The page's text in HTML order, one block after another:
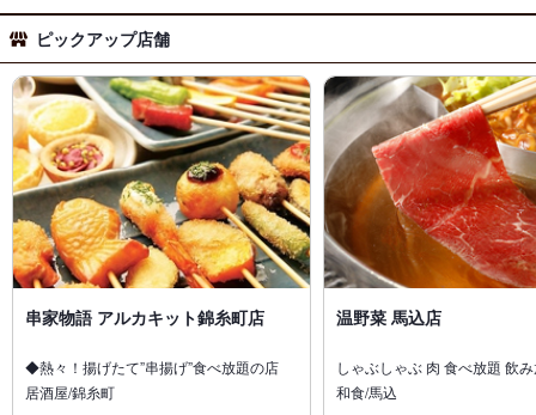
ピックアップ店舗
串家物語 アルカキット錦糸町店
◆熱々！揚げたて”串揚げ”食べ放題の店
居酒屋/錦糸町
温野菜 馬込店
しゃぶしゃぶ 肉 食べ放題 飲
和食/馬込